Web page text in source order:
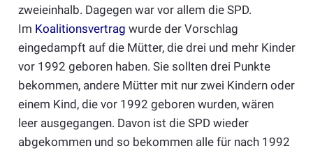
zweieinhalb. Dagegen war vor allem die SPD.
Im Koalitionsvertrag wurde der Vorschlag
eingedampft auf die Mütter, die drei und mehr Kinder
vor 1992 geboren haben. Sie sollten drei Punkte
bekommen, andere Mütter mit nur zwei Kindern oder
einem Kind, die vor 1992 geboren wurden, wären
leer ausgegangen. Davon ist die SPD wieder
abgekommen und so bekommen alle für nach 1992